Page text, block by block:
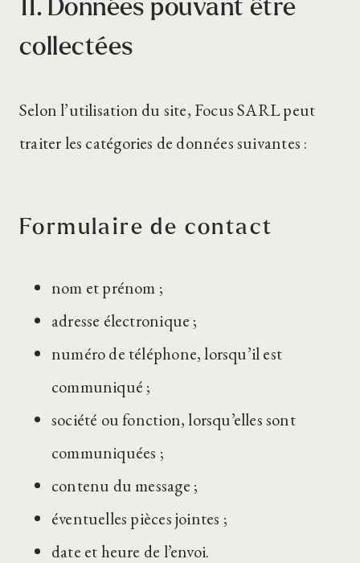
11. Données pouvant être
collectées
Selon l’utilisation du site, Focus SARL peut
traiter les catégories de données suivantes :
Formulaire de contact
nom et prénom ;
adresse électronique ;
numéro de téléphone, lorsqu’il est
communiqué ;
société ou fonction, lorsqu’elles sont
communiquées ;
contenu du message ;
éventuelles pièces jointes ;
date et heure de l’envoi.